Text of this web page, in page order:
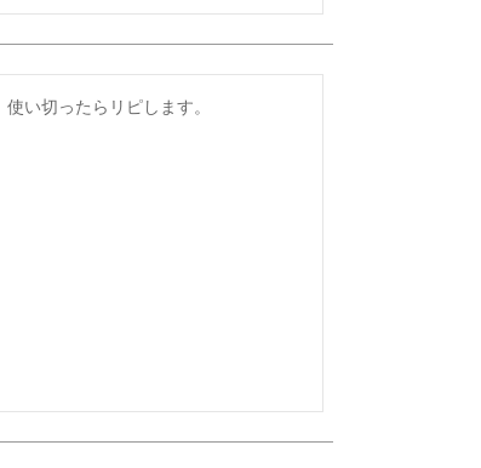
い切ったらリピします。